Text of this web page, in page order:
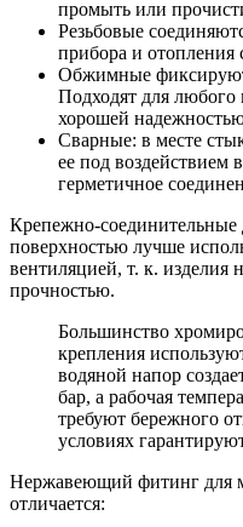
промыть или
Резьбовые
прибора и
Обжимные
Подходят для любого
хорошей
Сварные: в месте
ее под воздействием
герметичное
Крепежно-соединительные
поверхностью лучше
вентиляцией, т. к. изделия
прочностью.
Большинство
крепления
водяной напор
бар, а рабочая
требуют бережного
условиях
Нержавеющий фитинг для
отличается: